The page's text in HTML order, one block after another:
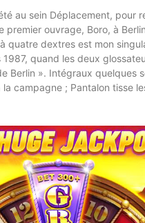
au sein Déplacement, pour
premier ouvrage, Boro, à
quatre dextres est mon
quand les deux
Berlin ». Intégraux quelques
campagne ; Pantalon tisse